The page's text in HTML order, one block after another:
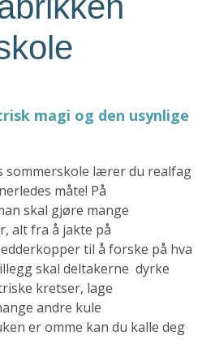
magi og den usynlige
sommerskole lærer du realfag
måte! På
skal gjøre mange
alt fra å jakte på
til å forske på hva
skal deltakerne dyrke
kretser, lage
andre kule
er omme kan du kalle deg